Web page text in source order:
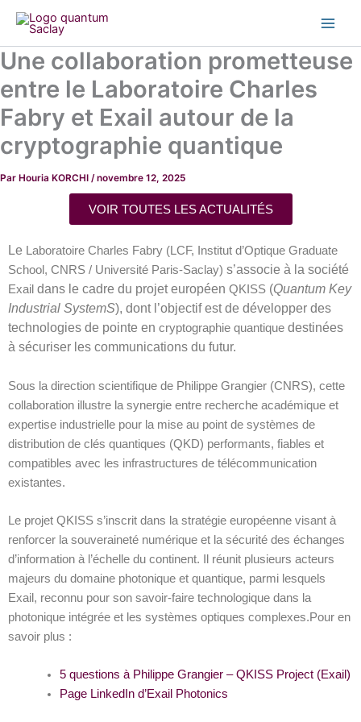
Aller
contenu
Une collaboration prometteuse
entre le Laboratoire Charles
Fabry et Exail autour de la
cryptographie quantique
Par Houria KORCHI /novembre 12, 2025
VOIR TOUTES LES ACTUALITÉS
Le
Laboratoire Charles Fabry (LCF, Institut d’Optique Graduate
School, CNRS / Université Paris-Saclay) s’associe à la société
Exail dans le cadre du projet européen QKISS (Quantum Key
Industrial SystemS), dont l’objectif est de développer des
technologies de pointe en cryptographie quantique destinées
à sécuriser les communications du futur.
Sous la direction scientifique de Philippe Grangier (CNRS), cette
collaboration illustre la synergie entre recherche académique et
expertise industrielle pour la mise au point de systèmes de
distribution de clés quantiques (QKD) performants, fiables et
compatibles avec les infrastructures de télécommunication
existantes.
Le projet QKISS s’inscrit dans la stratégie européenne visant à
renforcer la souveraineté numérique et la sécurité des échanges
d’information à l’échelle du continent. Il réunit plusieurs acteurs
majeurs du domaine photonique et quantique, parmi lesquels
Exail, reconnu pour son savoir-faire technologique dans la
photonique intégrée et les systèmes optiques complexes.Pour en
savoir plus :
5 questions à Philippe Grangier – QKISS Project (Exail)
Page LinkedIn d’Exail Photonics